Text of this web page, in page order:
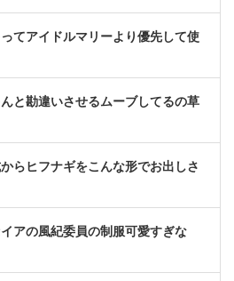
てアイドルマリーより優先して使
と勘違いさせるムーブしてるの草
らヒフナギをこんな形でお出しさ
アの風紀委員の制服可愛すぎな